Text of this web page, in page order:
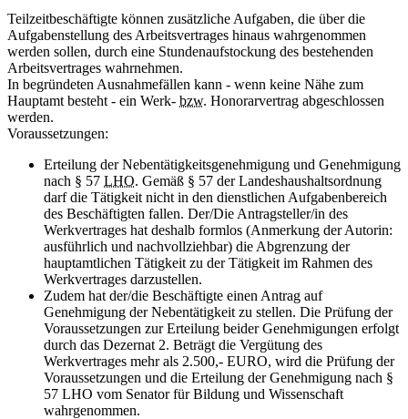
Teilzeitbeschäftigte können zusätzliche Aufgaben, die über die
Aufgabenstellung des Arbeitsvertrages hinaus wahrgenommen
werden sollen, durch eine Stundenaufstockung des bestehenden
Arbeitsvertrages wahrnehmen.
In begründeten Ausnahmefällen kann - wenn keine Nähe zum
Hauptamt besteht - ein Werk- bzw. Honorarvertrag abgeschlossen
werden.
Voraussetzungen:
Erteilung der Nebentätigkeitsgenehmigung und Genehmigung
nach § 57 LHO. Gemäß § 57 der Landeshaushaltsordnung
darf die Tätigkeit nicht in den dienstlichen Aufgabenbereich
des Beschäftigten fallen. Der/Die Antragsteller/in des
Werkvertrages hat deshalb formlos (Anmerkung der Autorin:
ausführlich und nachvollziehbar) die Abgrenzung der
hauptamtlichen Tätigkeit zu der Tätigkeit im Rahmen des
Werkvertrages darzustellen.
Zudem hat der/die Beschäftigte einen Antrag auf
Genehmigung der Nebentätigkeit zu stellen. Die Prüfung der
Voraussetzungen zur Erteilung beider Genehmigungen erfolgt
durch das Dezernat 2. Beträgt die Vergütung des
Werkvertrages mehr als 2.500,- EURO, wird die Prüfung der
Voraussetzungen und die Erteilung der Genehmigung nach §
57 LHO vom Senator für Bildung und Wissenschaft
wahrgenommen.